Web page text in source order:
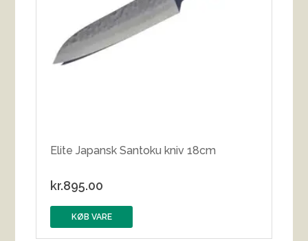
Elite Japansk Santoku kniv 18cm
kr.895.00
KØB VARE